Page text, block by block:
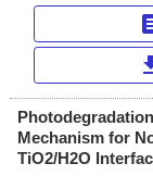
Mechanism for
TiO2/H2O